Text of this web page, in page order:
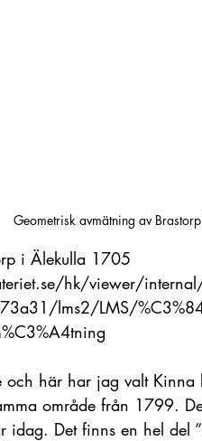
Geometrisk avmätning av
i Älekulla 1705
hk/viewer/
lms2/LMS/
och här har jag valt
område från 1799.
Det finns en hel del